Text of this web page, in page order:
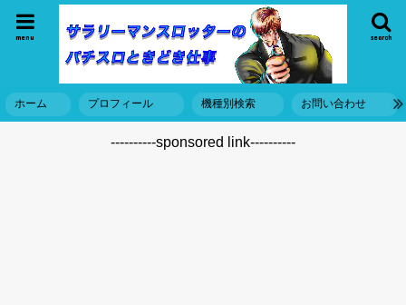
search
menu
ホーム プロフィール 機種別検索 お問い合わせ
----------sponsored link----------